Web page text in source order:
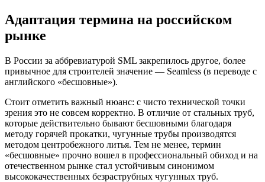
Адаптация термина на российском
рынке
В России за аббревиатурой SML закрепилось другое, более
привычное для строителей значение — Seamless (в переводе с
английского «бесшовные»).
Стоит отметить важный нюанс: с чисто технической точки
зрения это не совсем корректно. В отличие от стальных труб,
которые действительно бывают бесшовными благодаря
методу горячей прокатки, чугунные трубы производятся
методом центробежного литья. Тем не менее, термин
«бесшовные» прочно вошел в профессиональный обиход и на
отечественном рынке стал устойчивым синонимом
высококачественных безраструбных чугунных труб.